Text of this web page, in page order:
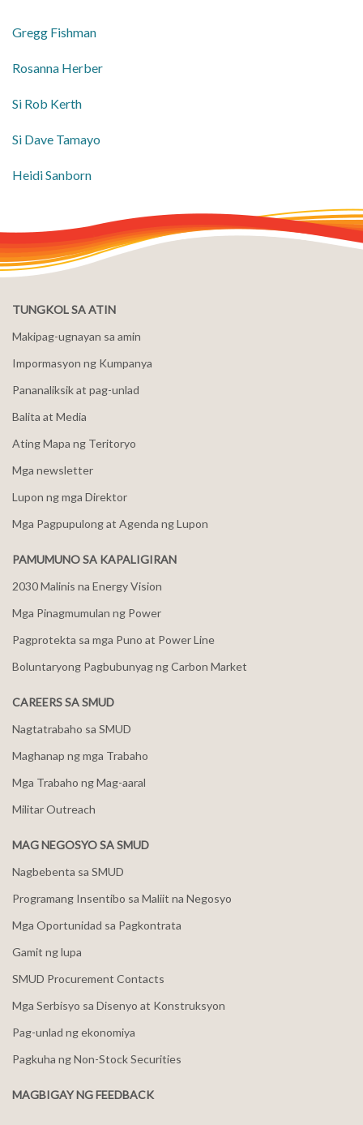
​Gregg Fishman
Rosanna Herber
​Si Rob Kerth
​Si Dave Tamayo
Heidi Sanborn
TUNGKOL SA ATIN
Makipag-ugnayan sa amin
Impormasyon ng Kumpanya
Pananaliksik at pag-unlad
Balita at Media
Ating Mapa ng Teritoryo
Mga newsletter
Lupon ng mga Direktor
Mga Pagpupulong at Agenda ng Lupon
PAMUMUNO SA KAPALIGIRAN
2030 Malinis na Energy Vision
Mga Pinagmumulan ng Power
Pagprotekta sa mga Puno at Power Line
Boluntaryong Pagbubunyag ng Carbon Market
CAREERS SA SMUD
Nagtatrabaho sa SMUD
Maghanap ng mga Trabaho
Mga Trabaho ng Mag-aaral
Militar Outreach
MAG NEGOSYO SA SMUD
Nagbebenta sa SMUD
Programang Insentibo sa Maliit na Negosyo
Mga Oportunidad sa Pagkontrata
Gamit ng lupa
SMUD Procurement Contacts
Mga Serbisyo sa Disenyo at Konstruksyon
Pag-unlad ng ekonomiya
Pagkuha ng Non-Stock Securities
MAGBIGAY NG FEEDBACK